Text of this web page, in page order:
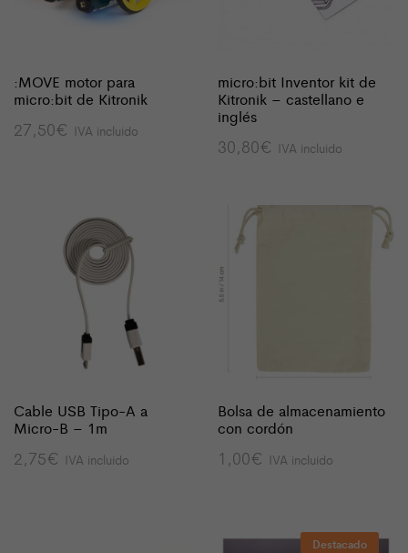
:MOVE motor para
micro:bit de Kitronik
27,50€ IVA incluido
micro:bit Inventor kit de
Kitronik – castellano e
inglés
30,80€ IVA incluido
Cable USB Tipo-A a
Micro-B – 1m
2,75€ IVA incluido
Bolsa de almacenamiento
con cordón
1,00€ IVA incluido
Destacado